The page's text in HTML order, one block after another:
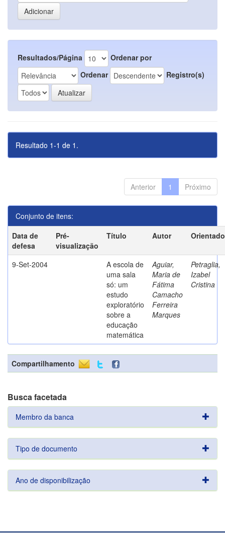
Resultados/Página
Ordenar por
Ordenar
Registro(s)
Resultado 1-1 de 1.
Anterior 1 Próximo
Conjunto de itens:
Data de
defesa
Pré-
visualização
Título Autor
9-Set-2004
A escola de
uma sala
só: um
estudo
exploratório
sobre a
educação
matemática
Aguiar,
Maria de
Fátima
Camacho
Ferreira
Marques
Petraglia,
Izabel
Cristina
Compartilhamento
Busca facetada
Membro da banca
Tipo de documento
Ano de disponibilização